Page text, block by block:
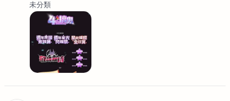
未分類